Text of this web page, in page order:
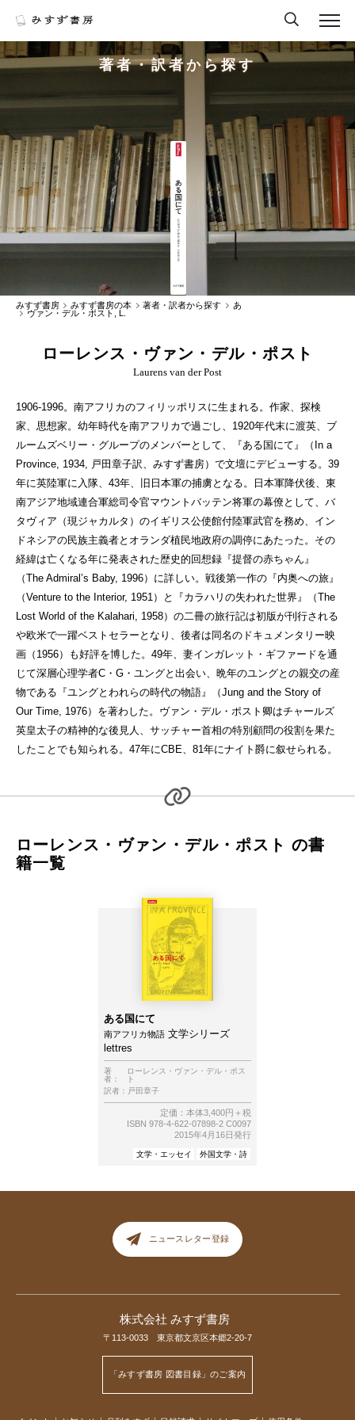
著者・訳者から探す
みすず書房 みすず書房の本 著者・訳者から探す
あ
ヴァン・デル・ポスト, L.
ローレンス・ヴァン・デル・ポスト
Laurens van der Post
1906-1996。南アフリカのフィリッポリスに生まれる。作家、探検
家、思想家。幼年時代を南アフリカで過ごし、1920年代末に渡英、ブ
ルームズベリー・グループのメンバーとして、『ある国にて』（In a
Province, 1934, 戸田章子訳、みすず書房）で文壇にデビューする。39
年に英陸軍に入隊、43年、旧日本軍の捕虜となる。日本軍降伏後、東
南アジア地域連合軍総司令官マウントバッテン将軍の幕僚として、バ
タヴィア（現ジャカルタ）のイギリス公使館付陸軍武官を務め、イン
ドネシアの民族主義者とオランダ植民地政府の調停にあたった。その
経緯は亡くなる年に発表された歴史的回想録『提督の赤ちゃん』
（The Admiral’s Baby, 1996）に詳しい。戦後第一作の『内奥への旅』
（Venture to the Interior, 1951）と『カラハリの失われた世界』（The
Lost World of the Kalahari, 1958）の二冊の旅行記は初版が刊行される
や欧米で一躍ベストセラーとなり、後者は同名のドキュメンタリー映
画（1956）も好評を博した。49年、妻インガレット・ギファードを通
じて深層心理学者C・G・ユングと出会い、晩年のユングとの親交の産
物である『ユングとわれらの時代の物語』（Jung and the Story of
Our Time, 1976）を著わした。ヴァン・デル・ポスト卿はチャールズ
英皇太子の精神的な後見人、サッチャー首相の特別顧問の役割を果た
したことでも知られる。47年にCBE、81年にナイト爵に叙せられる。
ローレンス・ヴァン・デル・ポスト の書
籍一覧
ある国にて
南アフリカ物語 文学シリーズ
lettres
著
者：
ローレンス・ヴァン・デル・ポス
ト
訳者： 戸田章子
定価：本体3,400円＋税
ISBN 978-4-622-07898-2 C0097
2015年4月16日発行
文学・エッセイ 外国文学・詩
ニュースレター登録
株式会社 みすず書房
〒113-0033 東京都文京区本郷2-20-7
「みすず書房 図書目録」のご案内